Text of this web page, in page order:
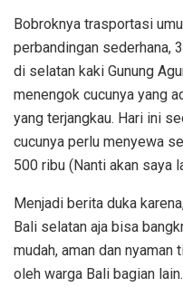
Bobroknya trasportasi
perbandingan sederhana,
di selatan kaki Gunung
menengok cucunya yang
yang terjangkau. Hari ini
cucunya perlu menyewa
500 ribu (Nanti akan saya
Menjadi berita duka
Bali selatan aja bisa
mudah, aman dan
oleh warga Bali bagian